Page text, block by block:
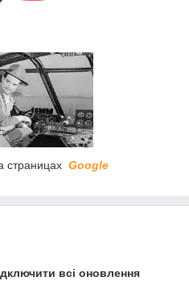
страницах Google
всі оновлення